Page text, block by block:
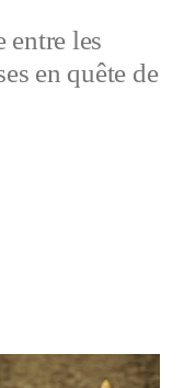
entre les
en quête de